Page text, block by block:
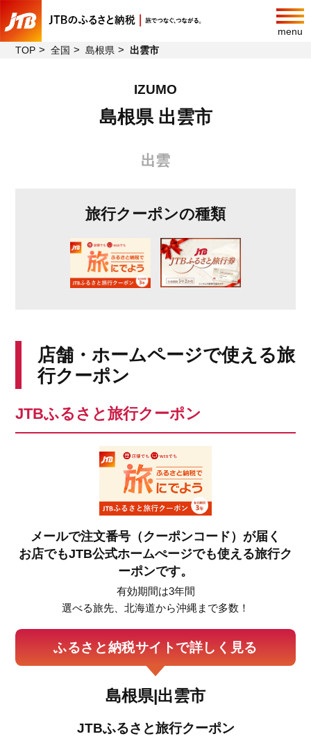
menu
TOP
全国 島根県 出雲市
IZUMO
島根県 出雲市
出雲
旅行クーポンの種類
店舗・ホームページで使える旅
行クーポン
JTBふるさと旅行クーポン
メールで注文番号（クーポンコード）が届く
お店でもJTB公式ホームぺージでも使える旅行ク
ーポンです。
有効期間は3年間
選べる旅先、北海道から沖縄まで多数！
ふるさと納税サイトで詳しく見る
島根県|出雲市
JTBふるさと旅行クーポン